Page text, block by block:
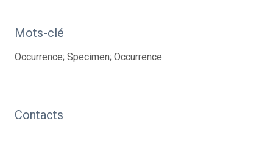
Mots-clé
Occurrence; Specimen; Occurrence
Contacts